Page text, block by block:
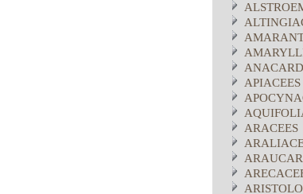
APIACEES
ARACEES